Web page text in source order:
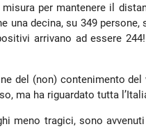
per mantenere il
una decina, su 349
arrivano ad essere
del (non) contenimento
ma ha riguardato tutta
meno tragici, sono